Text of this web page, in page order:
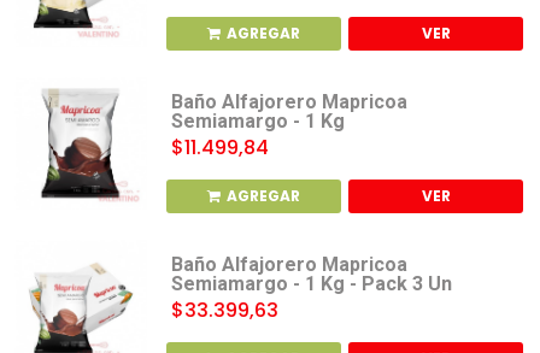
AGREGAR VER
Baño Alfajorero Mapricoa
Semiamargo - 1 Kg
$11.499,84
AGREGAR VER
Baño Alfajorero Mapricoa
Semiamargo - 1 Kg - Pack 3 Un
$33.399,63